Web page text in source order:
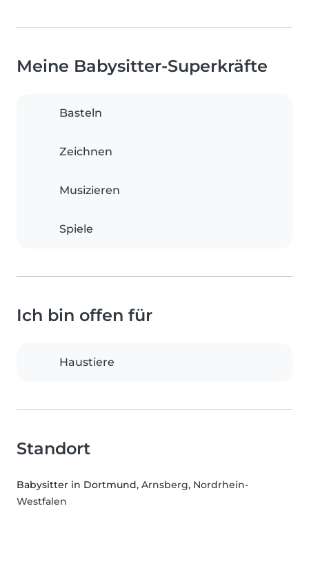
Meine Babysitter-Superkräfte
Basteln
Zeichnen
Musizieren
Spiele
Ich bin offen für
Haustiere
Standort
Babysitter in Dortmund, Arnsberg, Nordrhein-
Westfalen